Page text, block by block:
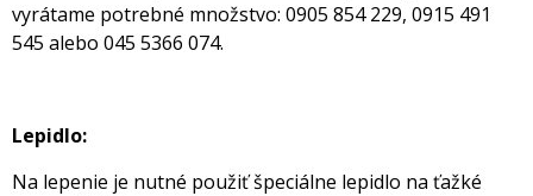
vyrátame potrebné množstvo: 0905 854 229, 0915 491
545 alebo 045 5366 074.
Lepidlo:
Na lepenie je nutné použiť špeciálne lepidlo na ťažké